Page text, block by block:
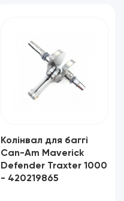
Колінвал для баггі
Can-Am Maverick
Defender Traxter 1000
- 420219865